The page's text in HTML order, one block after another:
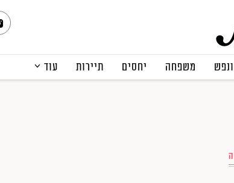
משפחה יחסים תיירות עוד